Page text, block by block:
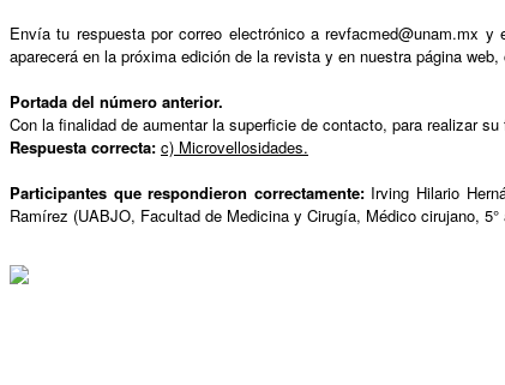
Envía tu respuesta por correo electrónico a revfacmed@unam.mx
aparecerá en la próxima edición de la revista y en nuestra página web,
Portada del número anterior.
Con la finalidad de aumentar la superficie de contacto, para realizar
Respuesta correcta: c) Microvellosidades.
Participantes que respondieron correctamente: Irving Hilario
Ramírez (UABJO, Facultad de Medicina y Cirugía, Médico cirujano, 5°